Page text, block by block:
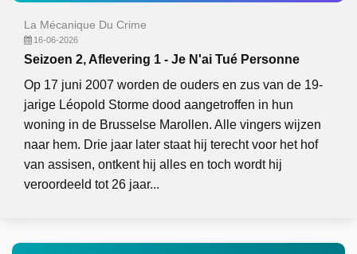
La Mécanique Du Crime
16-06-2026
Seizoen 2, Aflevering 1 - Je N'ai Tué Personne
Op 17 juni 2007 worden de ouders en zus van de 19-
jarige Léopold Storme dood aangetroffen in hun
woning in de Brusselse Marollen. Alle vingers wijzen
naar hem. Drie jaar later staat hij terecht voor het hof
van assisen, ontkent hij alles en toch wordt hij
veroordeeld tot 26 jaar...